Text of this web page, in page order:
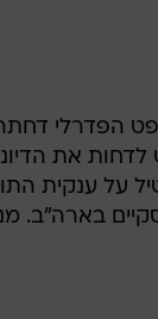
הפדרלי
את
על ענקית
בארה"ב.